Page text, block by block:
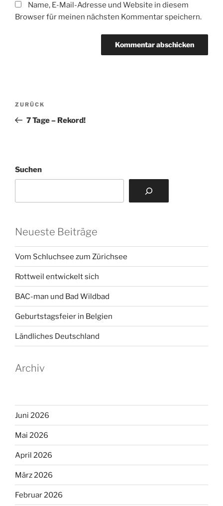
Name, E-Mail-Adresse und Website in diesem
Browser für meinen nächsten Kommentar speichern.
Beitragsnavigation
Vorheriger
Beitrag
ZURÜCK
7 Tage – Rekord!
Suchen
Neueste Beiträge
Vom Schluchsee zum Zürichsee
Rottweil entwickelt sich
BAC-man und Bad Wildbad
Geburtstagsfeier in Belgien
Ländliches Deutschland
Archiv
Juni 2026
Mai 2026
April 2026
März 2026
Februar 2026